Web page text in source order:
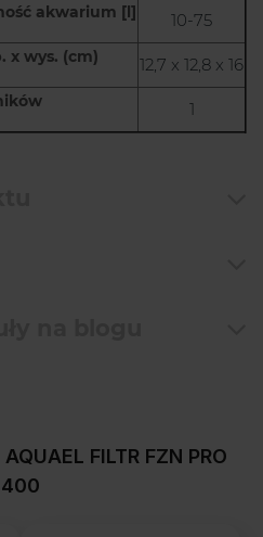
akwarium [l] 10-75
x wys. (cm) 12,7 x 12,8 x 16
1
FILTR FZN PRO
400